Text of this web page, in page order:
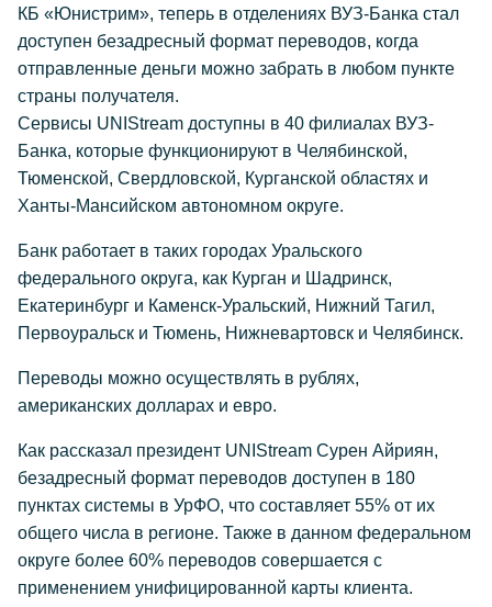
КБ «Юнистрим», теперь в отделениях ВУЗ-Банка стал
доступен безадресный формат переводов, когда
отправленные деньги можно забрать в любом пункте
страны получателя.
Сервисы UNIStream доступны в 40 филиалах ВУЗ-
Банка, которые функционируют в Челябинской,
Тюменской, Свердловской, Курганской областях и
Ханты-Мансийском автономном округе.
Банк работает в таких городах Уральского
федерального округа, как Курган и Шадринск,
Екатеринбург и Каменск-Уральский, Нижний Тагил,
Первоуральск и Тюмень, Нижневартовск и Челябинск.
Переводы можно осуществлять в рублях,
американских долларах и евро.
Как рассказал президент UNIStream Сурен Айриян,
безадресный формат переводов доступен в 180
пунктах системы в УрФО, что составляет 55% от их
общего числа в регионе. Также в данном федеральном
округе более 60% переводов совершается с
применением унифицированной карты клиента.